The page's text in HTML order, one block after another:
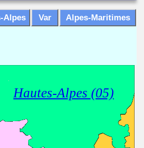
Nice
Saint-Tropez
Alpes Var Alpes-Maritimes
Hautes-Alpes (05)